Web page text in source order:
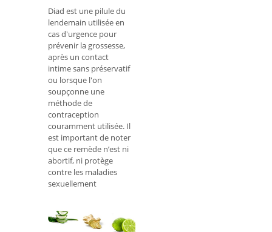
Diad est une pilule du
lendemain utilisée en
cas d'urgence pour
prévenir la grossesse,
après un contact
intime sans préservatif
ou lorsque l'on
soupçonne une
méthode de
contraception
couramment utilisée. Il
est important de noter
que ce remède n’est ni
abortif, ni protège
contre les maladies
sexuellement